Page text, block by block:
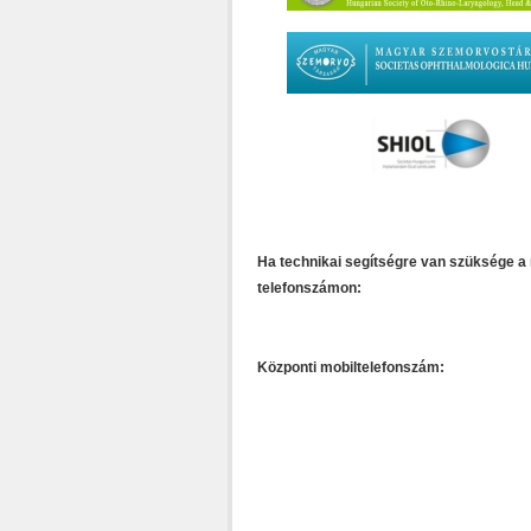
Ha technikai segítségre van szüksége
telefonszámon:
Központi mobiltelefonszám: